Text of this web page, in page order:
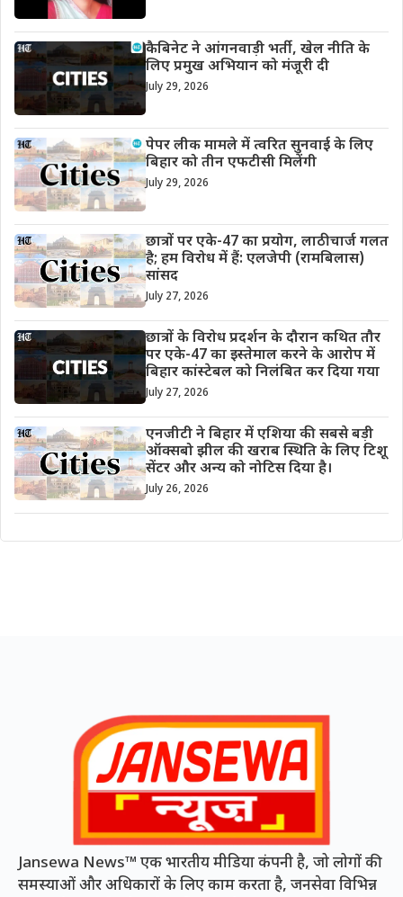
कैबिनेट ने आंगनवाड़ी भर्ती, खेल नीति के
लिए प्रमुख अभियान को मंजूरी दी
July 29, 2026
पेपर लीक मामले में त्वरित सुनवाई के लिए
बिहार को तीन एफटीसी मिलेंगी
July 29, 2026
छात्रों पर एके-47 का प्रयोग, लाठीचार्ज गलत
है; हम विरोध में हैं: एलजेपी (रामबिलास)
सांसद
July 27, 2026
छात्रों के विरोध प्रदर्शन के दौरान कथित तौर
पर एके-47 का इस्तेमाल करने के आरोप में
बिहार कांस्टेबल को निलंबित कर दिया गया
July 27, 2026
एनजीटी ने बिहार में एशिया की सबसे बड़ी
ऑक्सबो झील की खराब स्थिति के लिए टिशू
सेंटर और अन्य को नोटिस दिया है।
July 26, 2026
Jansewa News™ एक भारतीय मीडिया कंपनी है, जो लोगों की
समस्याओं और अधिकारों के लिए काम करता है, जनसेवा विभिन्न